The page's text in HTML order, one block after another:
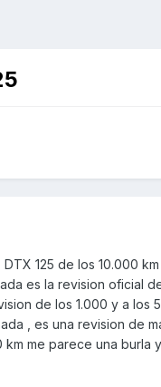
125 de los 10.000
es la revision oficial
de los 1.000 y a los
, es una revision de
me parece una burla